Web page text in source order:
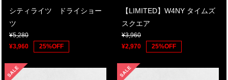
シティライツ ドライショー
ツ
¥5,280
¥3,960
25%OFF
【LIMITED】W4NY タイムズ
スクエア
¥3,960
¥2,970
25%OFF